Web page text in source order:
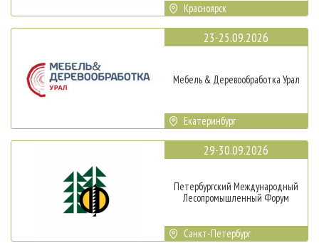
Красноярск
23-25.09.2026
Мебель & Деревообработка Урал
Екатеринбург
29-30.09.2026
Петербургский Международный
Лесопромышленный Форум
Санкт-Петербург